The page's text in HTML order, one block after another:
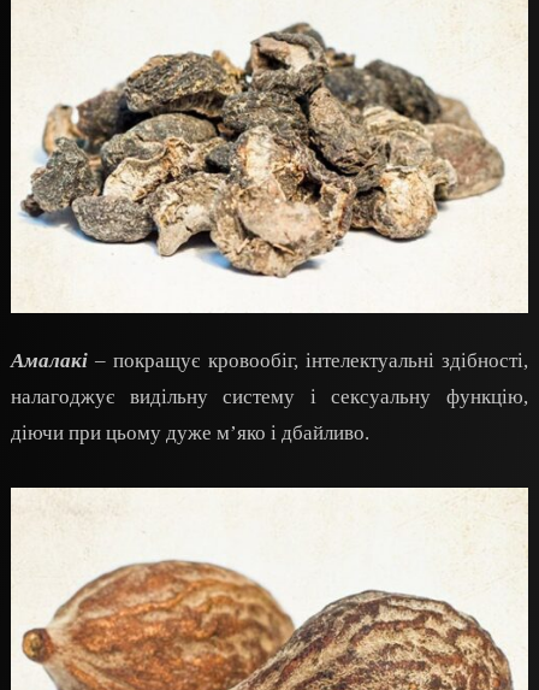
Амалакі – покращує кровообіг, інтелектуальні здібності,
налагоджує видільну систему і сексуальну функцію,
діючи при цьому дуже м’яко і дбайливо.